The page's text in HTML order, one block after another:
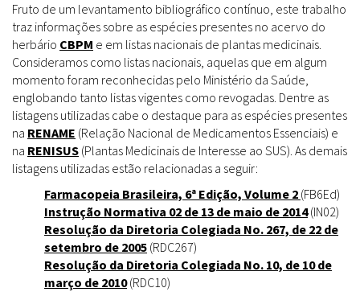
Fruto de um levantamento bibliográfico contínuo, este trabalho
traz informações sobre as espécies presentes no acervo do
herbário CBPM e em listas nacionais de plantas medicinais.
Consideramos como listas nacionais, aquelas que em algum
momento foram reconhecidas pelo Ministério da Saúde,
englobando tanto listas vigentes como revogadas. Dentre as
listagens utilizadas cabe o destaque para as espécies presentes
na RENAME (Relação Nacional de Medicamentos Essenciais) e
na RENISUS (Plantas Medicinais de Interesse ao SUS). As demais
listagens utilizadas estão relacionadas a seguir:
Farmacopeia Brasileira, 6ª Edição, Volume 2 (FB6Ed)
Instrução Normativa 02 de 13 de maio de 2014(IN02)
Resolução da Diretoria Colegiada No. 267, de 22 de
setembro de 2005 (RDC267)
Resolução da Diretoria Colegiada No. 10, de 10 de
março de 2010(RDC10)